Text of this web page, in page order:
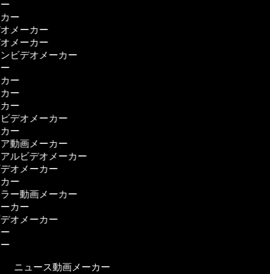
ー
メーカー
メーカー
ビデオメーカー
ー
ー
ー
デオメーカー
ー
動画メーカー
ルビデオメーカー
オメーカー
ー
ー動画メーカー
カー
オメーカー
ニュース動画メーカー